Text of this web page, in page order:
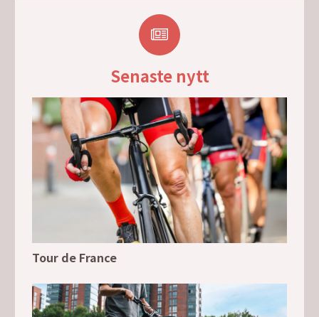
Senaste nytt
Tour de France